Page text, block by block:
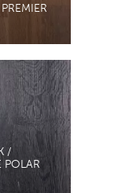
/
POLAR